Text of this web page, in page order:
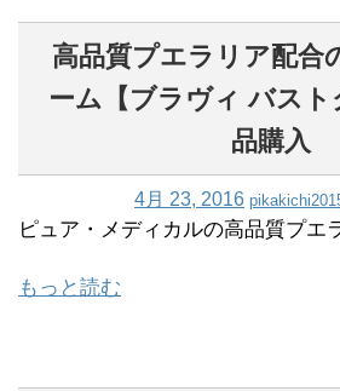
高品質プエラリア配合
ーム【ブラヴィ バスト
品購入
4月 23, 2016
ピュア・メディカルの高品質プエ
もっと読む